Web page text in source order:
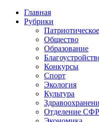
Главная
Рубрики
Общество
Образование
Конкурсы
Спорт
Экология
Культура
Отделение СФР